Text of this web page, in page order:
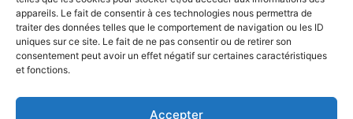
appareils. Le fait de consentir à ces technologies nous permettra de
traiter des données telles que le comportement de navigation ou les ID
uniques sur ce site. Le fait de ne pas consentir ou de retirer son
consentement peut avoir un effet négatif sur certaines caractéristiques
et fonctions.
Accepter
Page
CONTACT
MENTIONS LÉGALES